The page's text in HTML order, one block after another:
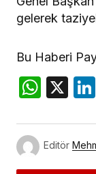
gelerek
Bu Haberi
X
Editör